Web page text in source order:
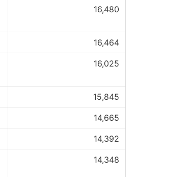
16,480
16,464
16,025
15,845
14,665
14,392
14,348